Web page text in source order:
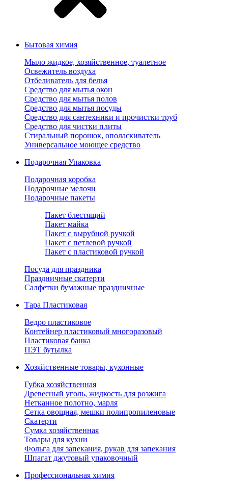
Бытовая химия
Мыло жидкое, хозяйственное, туалетное
Освежитель воздуха
Отбеливатель для белья
Средство для мытья окон
Средство для мытья полов
Средство для мытья посуды
Средство для сантехники и прочистки труб
Средство для чистки плиты
Стиральный порошок, ополаскиватель
Универсальное моющее средство
Подарочная Упаковка
Подарочная коробка
Подарочные мелочи
Подарочные пакеты
Пакет блестящий
Пакет майка
Пакет с вырубной ручкой
Пакет с петлевой ручкой
Пакет с пластиковой ручкой
Посуда для праздника
Праздничные скатерти
Салфетки бумажные праздничные
Тара Пластиковая
Ведро пластиковое
Контейнер пластиковый многоразовый
Пластиковая банка
ПЭТ бутылка
Хозяйственные товары, кухонные
Губка хозяйственная
Древесный уголь, жидкость для розжига
Нетканное полотно, марля
Сетка овощная, мешки полипропиленовые
Скатерти
Сумка хозяйственная
Товары для кухни
Фольга для запекания, рукав для запекания
Шпагат джутовый упаковочный
Профессиональная химия